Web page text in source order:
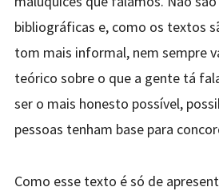
bibliográficas e, como os textos
tom mais informal, nem sempre
teórico sobre o que a gente tá
ser o mais honesto possível,
pessoas tenham base para
Como esse texto é só de